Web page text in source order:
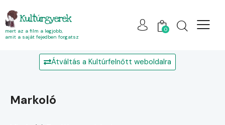
Kultúrgyerek
mert az a film a legjobb,
amit a saját fejedben forgatsz
0
Átváltás a Kultúrfelnőtt weboldalra
markoló